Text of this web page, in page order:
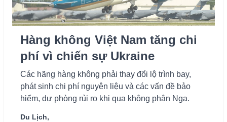
Hàng không Việt Nam tăng chi
phí vì chiến sự Ukraine
Các hãng hàng không phải thay đổi lộ trình bay,
phát sinh chi phí nguyên liệu và các vấn đề bảo
hiểm, dự phòng rủi ro khi qua không phận Nga.
Du Lịch,